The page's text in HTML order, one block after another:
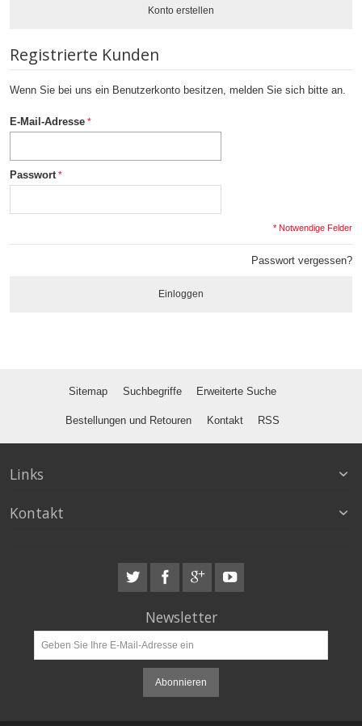
Konto erstellen
Registrierte Kunden
Wenn Sie bei uns ein Benutzerkonto besitzen, melden Sie sich bitte an.
E-Mail-Adresse
Passwort
* Notwendige Felder
Passwort vergessen?
Einloggen
Sitemap Suchbegriffe Erweiterte Suche
Bestellungen und Retouren Kontakt RSS
Links
Kontakt
Newsletter
Abonnieren